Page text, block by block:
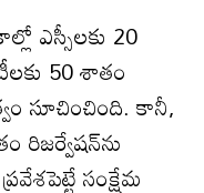
ఎస్సీలకు 20
50 శాతం
సూచించింది. కానీ,
రిజర్వేషన్‌ను
సంక్షేమ